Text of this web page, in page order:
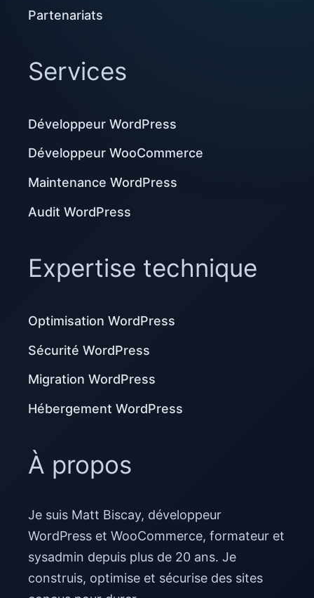
Partenariats
Services
Développeur WordPress
Développeur WooCommerce
Maintenance WordPress
Audit WordPress
Expertise technique
Optimisation WordPress
Sécurité WordPress
Migration WordPress
Hébergement WordPress
À propos
Je suis Matt Biscay, développeur
WordPress et WooCommerce, formateur et
sysadmin depuis plus de 20 ans. Je
construis, optimise et sécurise des sites